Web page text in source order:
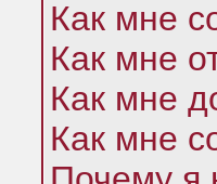
Как мне
Как мне
Как мне
Как мне